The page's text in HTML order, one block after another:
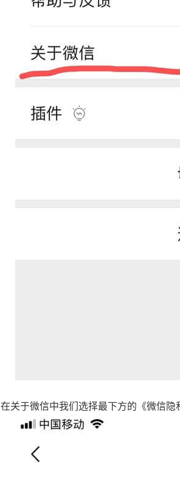
在关于微信中我们选择最下方的《微信隐